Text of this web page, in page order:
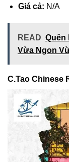
Giá cả: N/A
READ Quên
Vừa Ngon
C.Tao Chinese